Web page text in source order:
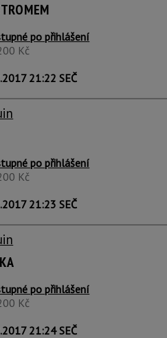
po přihlášení
Kč
21:22 SEČ
po přihlášení
Kč
21:23 SEČ
po přihlášení
Kč
21:24 SEČ